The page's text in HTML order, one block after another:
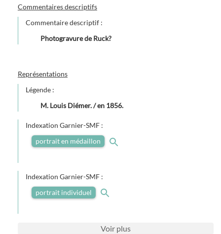
Commentaires descriptifs
Commentaire descriptif :
Photogravure de Ruck?
Représentations
Légende :
M. Louis Diémer. / en 1856.
Indexation Garnier-SMF :
portrait en médaillon
Indexation Garnier-SMF :
portrait individuel
Voir plus